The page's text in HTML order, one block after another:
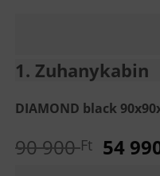
1 Zuhanykabin
DIAMOND black
90 900Ft 54